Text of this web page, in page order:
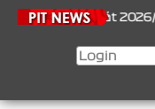
2026/1 je za